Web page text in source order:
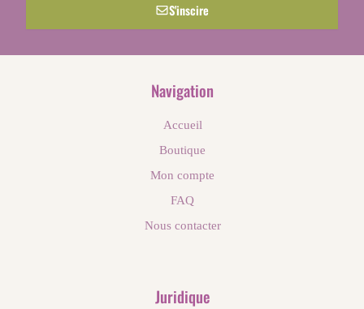
S'inscire
Navigation
Accueil
Boutique
Mon compte
FAQ
Nous contacter
Juridique